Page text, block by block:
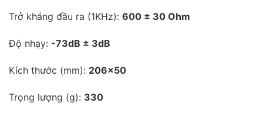
Trở kháng đầu ra (1KHz): 600 ± 30 Ohm
Độ nhạy: -73dB ± 3dB
Kích thước (mm): 206×50
Trọng lượng (g): 330